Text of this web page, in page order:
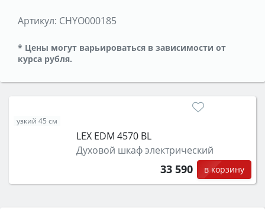
Артикул: CHYO000185
* Цены могут варьироваться в зависимости от
курса рубля.
узкий 45 см
LEX EDM 4570 BL
Духовой шкаф электрический
33 590 в корзину